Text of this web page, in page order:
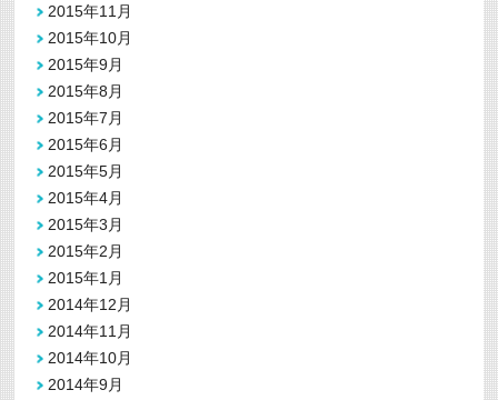
2015年11月
2015年10月
2015年9月
2015年8月
2015年7月
2015年6月
2015年5月
2015年4月
2015年3月
2015年2月
2015年1月
2014年12月
2014年11月
2014年10月
2014年9月